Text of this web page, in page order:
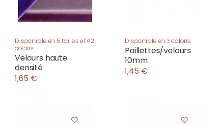
Disponible en 5 tailles et 42
coloris
Velours haute
densité
1,65 €
Disponible en 3 coloris
Paillettes/velours
10mm
1,45 €